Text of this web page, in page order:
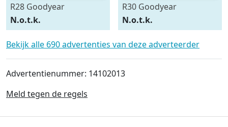
R28 Goodyear
540/75R28
N.o.t.k.
R30 Goodyear
600/70R30
N.o.t.k.
Bekijk alle 690 advertenties van deze adverteerder
Advertentienummer: 14102013
Meld tegen de regels